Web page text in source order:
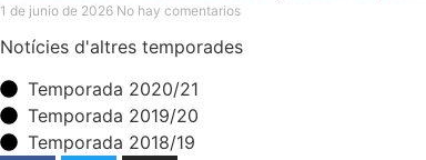
1 de junio de 2026 No hay comentarios
Notícies d'altres temporades
Temporada 2020/21
Temporada 2019/20
Temporada 2018/19